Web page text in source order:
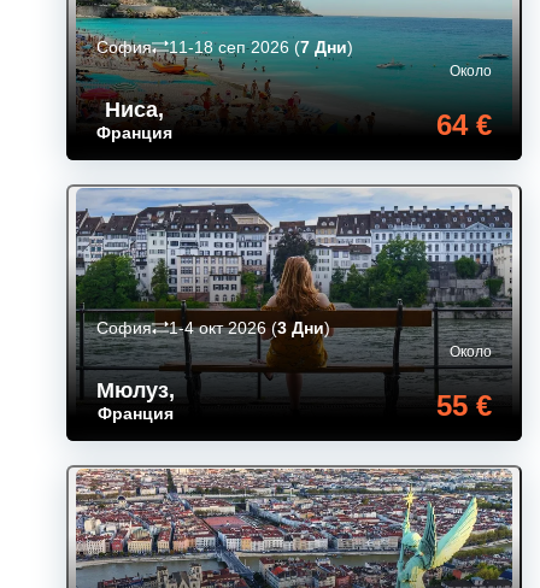
Ниса,
Франция
Около
64 €
София 11-18 сеп 2026 (7 Дни)
Мюлуз,
Франция
Около
55 €
София 1-4 окт 2026 (3 Дни)